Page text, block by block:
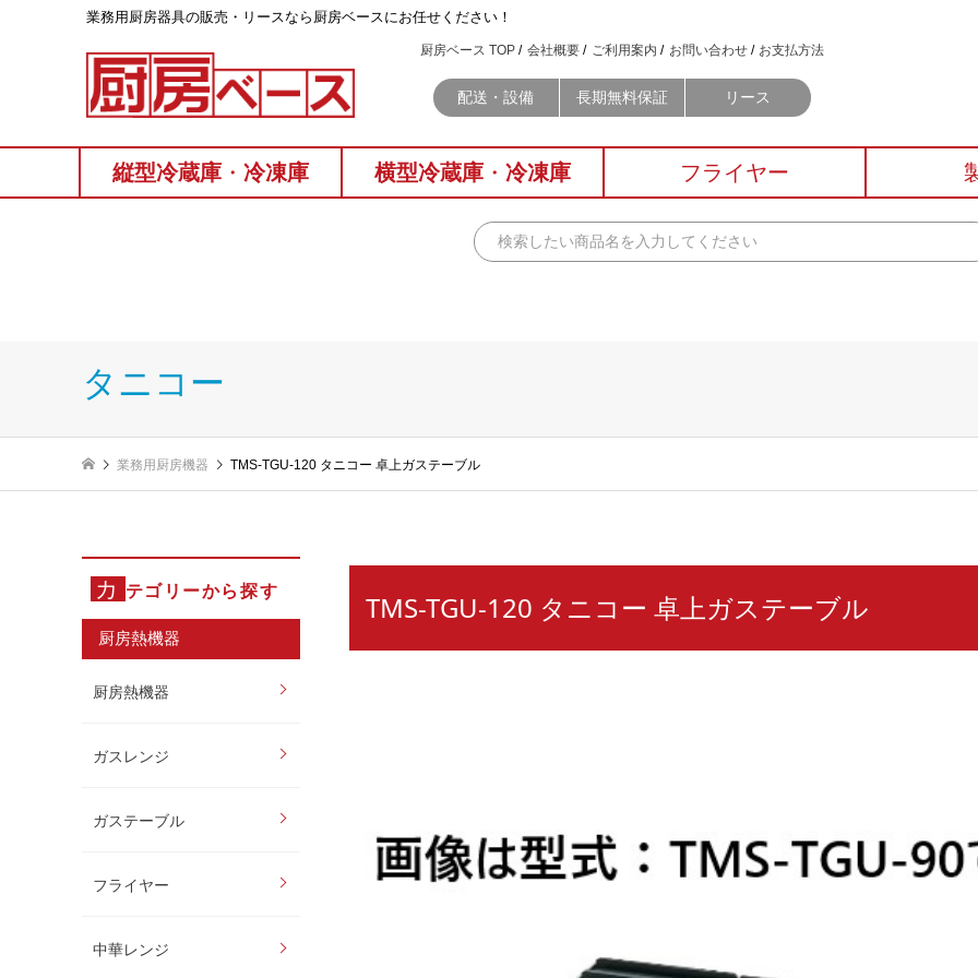
業務⽤厨房器具の販売・リースなら厨房ベースにお任せください！
厨房ベース TOP 会社概要 ご利用案内 お問い合わせ お支払方法
配送・設備 長期無料保証 リース
縦型冷蔵庫 ・ 冷凍庫 横型冷蔵庫 ・ 冷凍庫 フライヤー
タニコー
業務用厨房機器 TMS-TGU-120 タニコー 卓上ガステーブル
カ テゴリーから探す
厨房熱機器
厨房熱機器
ガスレンジ
ガステーブル
フライヤー
中華レンジ
TMS-TGU-120 タニコー 卓上ガステーブル